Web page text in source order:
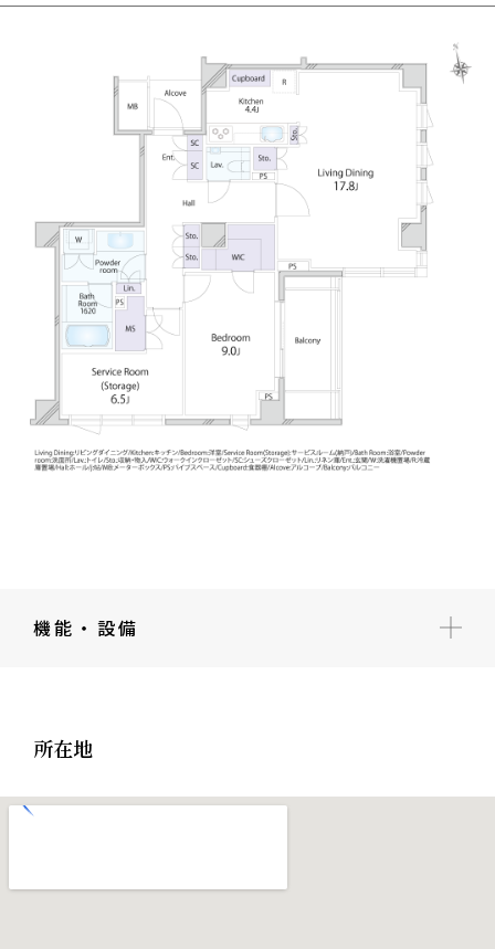
暖炉の炎が揺らぐラウンジや、オーダーメイドのステ
ンドグラス、柔らかな内廊下設計が、住まう方を優し
くエスコートします 。
機能・設備
所在地